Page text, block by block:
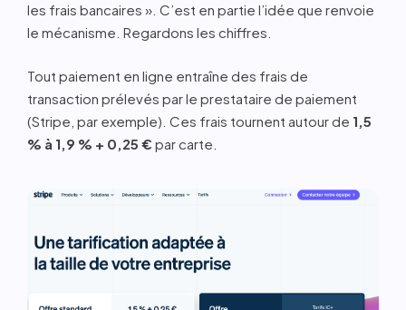
les frais bancaires ». C’est en partie l’idée que renvoie
le mécanisme. Regardons les chiffres.
Tout paiement en ligne entraîne des frais de
transaction prélevés par le prestataire de paiement
(Stripe, par exemple). Ces frais tournent autour de 1,5
% à 1,9 % + 0,25 €par carte.